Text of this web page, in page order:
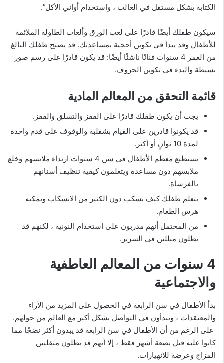
الكتابة بشكل مستقل في الغالب ، واستخدام أواني الأكل”.
سيكون طفلك أيضًا قادرًا على لعب الورق وألعاب الطاولة الملائمة
للأطفال وقد يبدأ في تكوين أحجية بمساعدتك. قد يصبح طفلك البالغ
من العمر 4 سنوات فنانًا ناشئًا أيضًا: قد يكون قادرًا على رسم صور
بسيطة والبدء في تكوين الحروف.
قائمة التحقق من المعالم المادية
يجب أن يكون طفلك قادرًا على القفز والتسلق والقفز.
قد يكونوا قادرين على القيام بشقلبة والوقوف على قدم واحدة
لمدة 10 ثوانٍ أو أكثر.
يستطيع معظم الأطفال في سن 4 سنوات ارتداء ملابسهم وخلع
ملابسهم دون مساعدة ويتعلمون كيفية تنظيف أسنانهم
بالفرشاة.
يتعلم طفلك كيف يسكب دون الكثير من الانسكاب ويمكنه
هرس الطعام.
من المحتمل أنهم مدربون على استخدام النونية ، لكنهم قد
يظلون مبللين في السرير.
4 سنوات من المعالم العاطفية
والاجتماعية
بدأ الأطفال في سن الرابعة في الحصول على المزيد من الآراء
والمعتقدات ، ويبدأون في التواصل بشكل أكبر مع العالم من حولهم.
على الرغم من أن الأطفال في سن الرابعة قد يبدون أكثر نضجًا مما
كانوا عليه قبل بضعة أشهر فقط ، إلا أنهم قد يظلون متقلبين
المزاج وعرضة للانهيارات.